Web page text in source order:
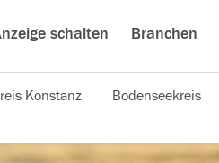
schalten Branchen
Konstanz Bodenseekreis